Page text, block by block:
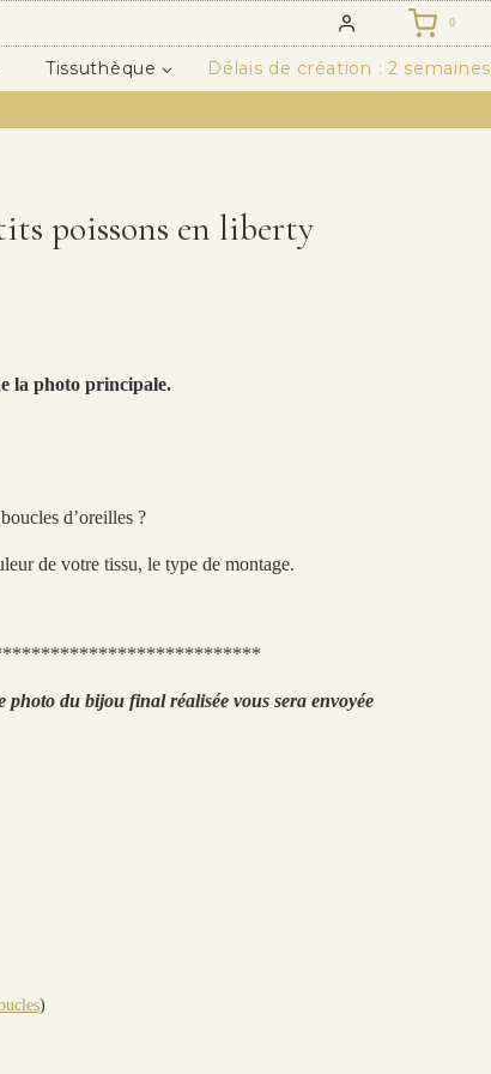
0
Tissuthèque Délais de création : 2 semaines
poissons en liberty
la photo principale.
d’oreilles ?
de votre tissu, le type de montage.
photo du bijou final réalisée vous sera envoyée
)